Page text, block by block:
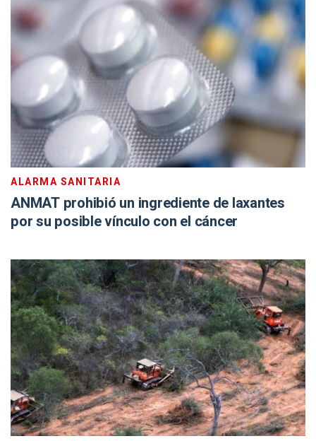
ALARMA SANITARIA
ANMAT prohibió un ingrediente de laxantes
por su posible vínculo con el cáncer